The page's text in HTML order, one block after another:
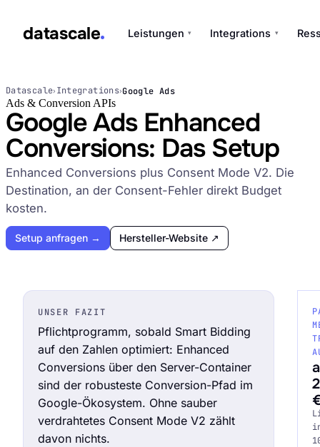
datascale Leistungen ▾ Integrations ▾
Leistungen ▾
Integrations
Audit Sprint anfragen
Datascale› Integrations›Google Ads
Ads & Conversion APIs
Google Ads Enhanced
Conversions: Das Setup
Enhanced Conversions plus Consent Mode V2. Die
Destination, an der Consent-Fehler direkt Budget
kosten.
Setup anfragen → Hersteller-Website ↗
UNSER FAZIT
Pflichtprogramm, sobald Smart Bidding
auf den Zahlen optimiert: Enhanced
Conversions über den Server-Container
sind der robusteste Conversion-Pfad im
Google-Ökosystem. Ohne sauber
verdrahtetes Consent Mode V2 zählt
davon nichts.